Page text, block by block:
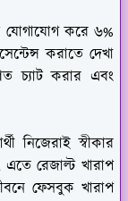
যোগাযোগ করে ৬%
করাতে দেখা
চ্যাট করার এবং
নিজেরাই স্বীকার
রেজাল্ট খারাপ
ফেসবুক খারাপ